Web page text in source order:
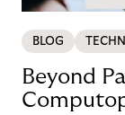
BLOG
Beyond